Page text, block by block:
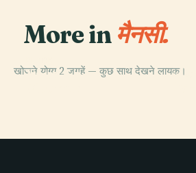
More in मैनसी.
खोजने योग्य 2 जगहें — कुछ साथ देखने लायक।
Vaux-Le-
PLACE